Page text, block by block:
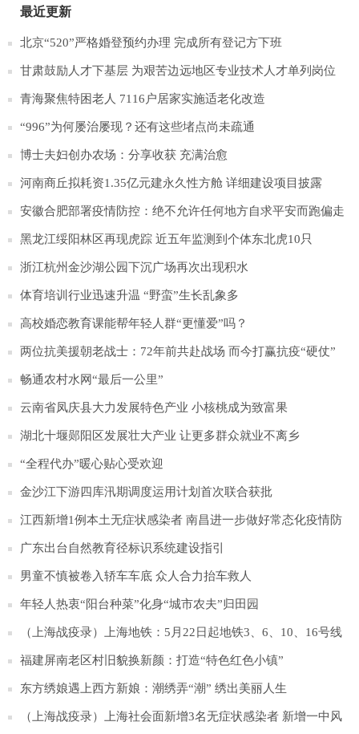
最近更新
北京“520”严格婚登预约办理 完成所有登记方下班
甘肃鼓励人才下基层 为艰苦边远地区专业技术人才单列岗位
青海聚焦特困老人 7116户居家实施适老化改造
“996”为何屡治屡现？还有这些堵点尚未疏通
博士夫妇创办农场：分享收获 充满治愈
河南商丘拟耗资1.35亿元建永久性方舱 详细建设项目披露
安徽合肥部署疫情防控：绝不允许任何地方自求平安而跑偏走
样
黑龙江绥阳林区再现虎踪 近五年监测到个体东北虎10只
浙江杭州金沙湖公园下沉广场再次出现积水
体育培训行业迅速升温 “野蛮”生长乱象多
高校婚恋教育课能帮年轻人群“更懂爱”吗？
两位抗美援朝老战士：72年前共赴战场 而今打赢抗疫“硬仗”
畅通农村水网“最后一公里”
云南省凤庆县大力发展特色产业 小核桃成为致富果
湖北十堰郧阳区发展壮大产业 让更多群众就业不离乡
“全程代办”暖心贴心受欢迎
金沙江下游四库汛期调度运用计划首次联合获批
江西新增1例本土无症状感染者 南昌进一步做好常态化疫情防
控
广东出台自然教育径标识系统建设指引
男童不慎被卷入轿车车底 众人合力抬车救人
年轻人热衷“阳台种菜”化身“城市农夫”归田园
（上海战疫录）上海地铁：5月22日起地铁3、6、10、16号线
恢复运营
福建屏南老区村旧貌换新颜：打造“特色红色小镇”
东方绣娘遇上西方新娘：潮绣弄“潮” 绣出美丽人生
（上海战疫录）上海社会面新增3名无症状感染者 新增一中风